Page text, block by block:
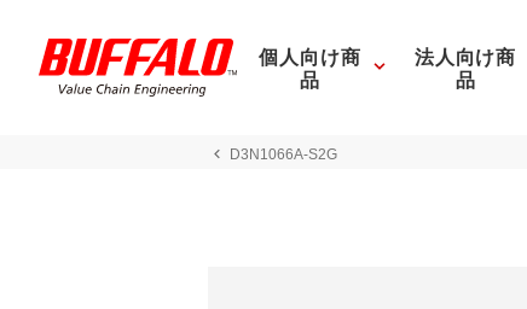
個人向け商
品
法人向け商
品
D3N1066A-S2G